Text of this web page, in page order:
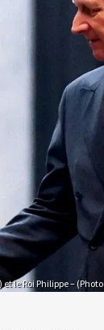
et le Roi Philippe –